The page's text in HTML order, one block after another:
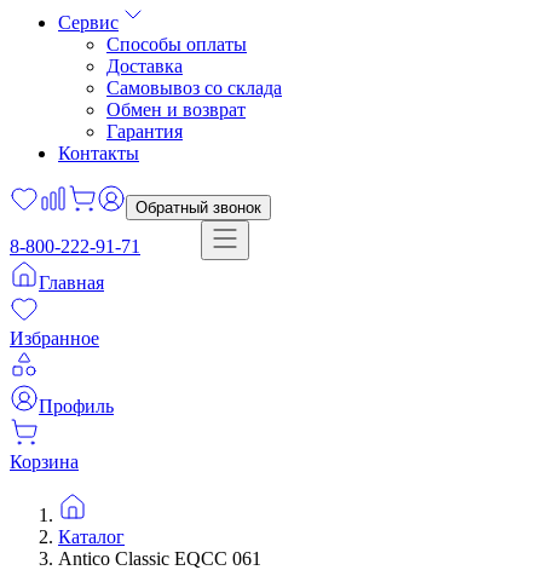
Сервис
Способы оплаты
Доставка
Самовывоз со склада
Обмен и возврат
Гарантия
Контакты
Обратный звонок
8-800-222-91-71
Главная
Избранное
Профиль
Корзина
Каталог
Antico Classic EQCC 061